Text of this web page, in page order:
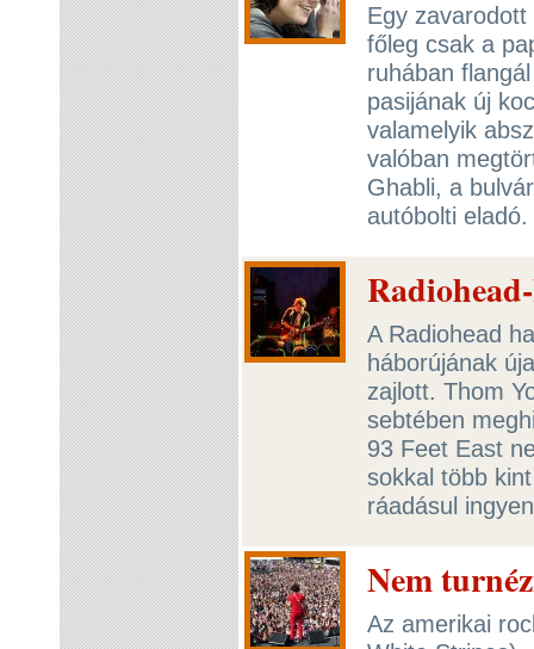
Egy
főleg csak a
ruhában
pasijának új
valamelyik
valóban
Ghabli, a
autóbolti eladó.
A Radiohead
háborújának
zajlott. Thom
sebtében
93 Feet East
sokkal több
ráadásul
Nem
Az amerikai